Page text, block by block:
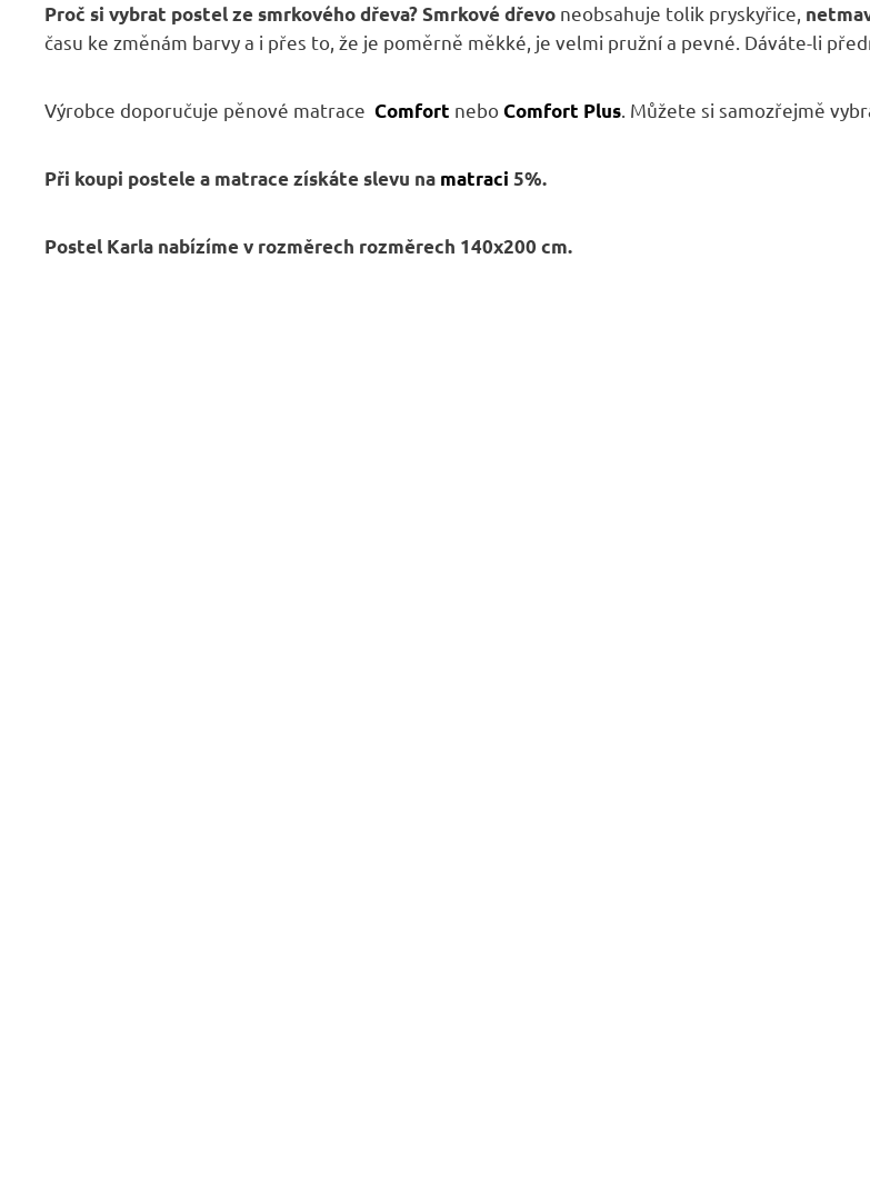
Proč si vybrat postel ze smrkového dřeva? Smrkové dřevo neobsahuje tolik pryskyřice,
času ke změnám barvy a i přes to, že je poměrně měkké, je velmi pružní a pevné. Dáváte-li
Výrobce doporučuje pěnové matrace Comfort neboComfort Plus . Můžete si samozřejmě
Při koupi postele a matrace získáte slevu na matraci 5%.
Postel Karla nabízíme v rozměrech rozměrech 140x200 cm.